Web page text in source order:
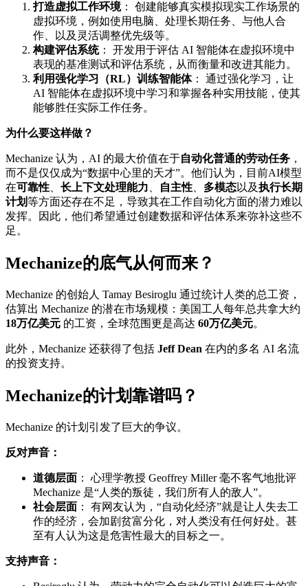
打造虚拟工作环境： 创建能够真实模拟现实工作场景的
虚拟环境，例如使用电脑、处理长期任务、与他人合
作、以及灵活调整优先级等。
构建评估系统： 开发用于评估 AI 智能体在虚拟环境中
表现的基准测试和评估系统，从而衡量和改进其能力。
利用强化学习（RL）训练智能体： 通过强化学习，让
AI 智能体在虚拟环境中学习和掌握各种实用技能，使其
能够胜任实际工作任务。
为什么要这样做？
Mechanize 认为，AI 的最大价值在于自动化普通的劳动任务 ，
而不是仅仅成为“数据中心里的天才”。他们认为，目前AI模型
在可靠性、 长上下文处理能力、 自主性、 多模态以及执行长期
计划等方面还存在不足，导致其在工作自动化方面的潜力难以
发挥。因此，他们希望通过创建数据和评估体系来弥补这些不
足。
Mechanize的底气从何而来？
Mechanize 的创始人 Tamay Besiroglu 通过统计人类的总工资，
估算出 Mechanize 的潜在市场规模：美国工人每年总共拿大约
18万亿美元 的工资，全球范围更是高达 60万亿美元。
此外，Mechanize 还获得了包括 Jeff Dean 在内的多名 AI 名流
的投资支持。
Mechanize的计划靠谱吗？
Mechanize 的计划引发了巨大的争议。
反对声音：
道德层面 ： 心理学教授 Geoffrey Miller 毫不客气地批评
Mechanize 是“人类的叛徒，我们所有人的敌人”。
社会层面 ： 有网友认为，“自动化经济”就是让人失去工
作的经济，会加剧贫富分化，对人类没有任何好处。甚
至有人认为这是危害性最大的目标之一。
支持声音：